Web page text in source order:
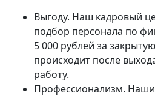
Выгоду. Наш кадровый
подбор персонала по
5 000 рублей за
происходит после
работу.
Профессионализм. Наши